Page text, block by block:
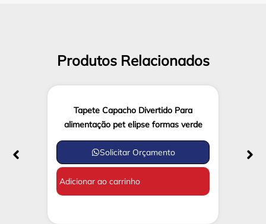
Produtos Relacionados
Tapete Capacho Divertido Para
alimentação pet elipse formas verde
Solicitar Orçamento
Adicionar ao carrinho